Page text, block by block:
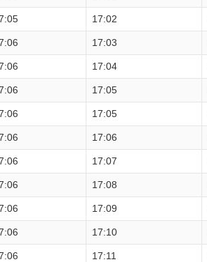
17:02
17:03
17:04
17:05
17:05
17:06
17:07
17:08
17:09
17:10
17:11